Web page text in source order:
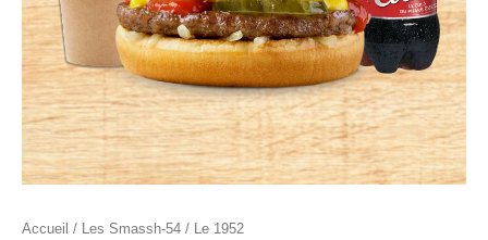
Accueil / Les Smassh-54 / Le 1952